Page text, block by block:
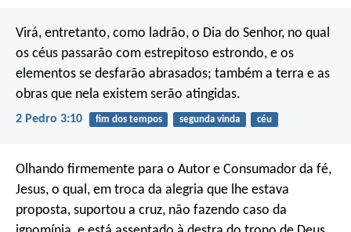
Virá, entretanto, como ladrão, o Dia do Senhor, no qual
os céus passarão com estrepitoso estrondo, e os
elementos se desfarão abrasados; também a terra e as
obras que nela existem serão atingidas.
2 Pedro 3:10 fim dos tempos segunda vinda céu
Olhando firmemente para o Autor e Consumador da fé,
Jesus, o qual, em troca da alegria que lhe estava
proposta, suportou a cruz, não fazendo caso da